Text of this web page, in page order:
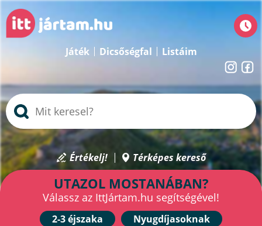
Játék Dicsőségfal Listáim
Értékelj! Térképes kereső
UTAZOL MOSTANÁBAN?
Válassz az IttJártam.hu segítségével!
2-3 éjszaka
Nyugdíjasoknak